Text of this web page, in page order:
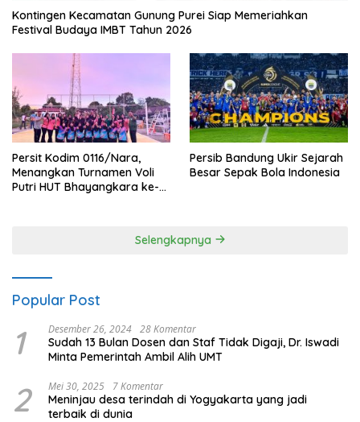
Kontingen Kecamatan Gunung Purei Siap Memeriahkan
Festival Budaya IMBT Tahun 2026
Persit Kodim 0116/Nara,
Menangkan Turnamen Voli
Putri HUT Bhayangkara ke-
Persib Bandung Ukir Sejarah
Besar Sepak Bola Indonesia
Selengkapnya
Popular Post
1 Desember 26, 2024 28 Komentar
Sudah 13 Bulan Dosen dan Staf Tidak Digaji, Dr. Iswadi
Minta Pemerintah Ambil Alih UMT
2 Mei 30, 2025 7 Komentar
Meninjau desa terindah di Yogyakarta yang jadi
terbaik di dunia